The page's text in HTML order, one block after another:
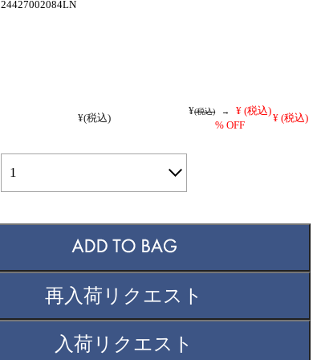
24427002084LN
¥(税込)
¥(税込) → ¥ (税込)
% OFF
¥ (税込)
1
再入荷リクエスト
入荷リクエスト